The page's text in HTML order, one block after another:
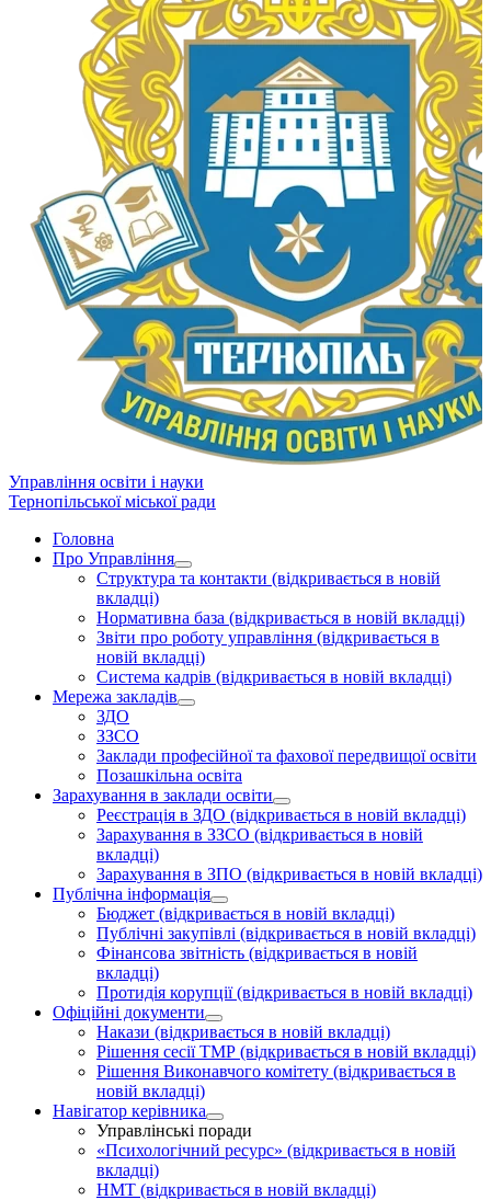
Управління освіти і науки
Тернопільської міської ради
Головна
Про Управління
Структура та контакти (відкривається в новій
вкладці)
Нормативна база (відкривається в новій вкладці)
Звіти про роботу управління (відкривається в
новій вкладці)
Система кадрів (відкривається в новій вкладці)
Мережа закладів
ЗДО
ЗЗСО
Заклади професійної та фахової передвищої освіти
Позашкільна освіта
Зарахування в заклади освіти
Реєстрація в ЗДО (відкривається в новій вкладці)
Зарахування в ЗЗСО (відкривається в новій
вкладці)
Зарахування в ЗПО (відкривається в новій вкладці)
Публічна інформація
Бюджет (відкривається в новій вкладці)
Публічні закупівлі (відкривається в новій вкладці)
Фінансова звітність (відкривається в новій
вкладці)
Протидія корупції (відкривається в новій вкладці)
Офіційні документи
Накази (відкривається в новій вкладці)
Рішення сесії ТМР (відкривається в новій вкладці)
Рішення Виконавчого комітету (відкривається в
новій вкладці)
Навігатор керівника
Управлінські поради
«Психологічний ресурс» (відкривається в новій
вкладці)
НМТ (відкривається в новій вкладці)